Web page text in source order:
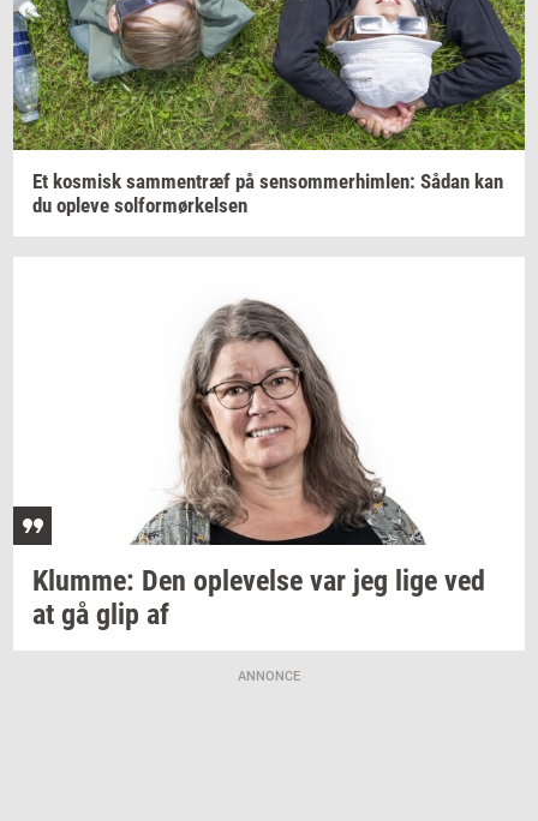
Et kos­misk sam­men­træf på sen­som­mer­him­len: Sådan kan
du op­le­ve sol­for­mør­kel­sen
Klum­me: Den op­le­vel­se var jeg lige ved
at gå glip af
ANNONCE